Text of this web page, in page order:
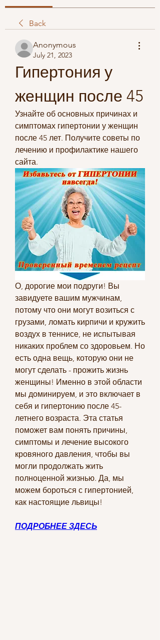
Back
Anonymous
July 21, 2023
Гипертония у
женщин после 45
Узнайте об основных причинах и
симптомах гипертонии у женщин
после 45 лет. Получите советы по
лечению и профилактике нашего
сайта.
О, дорогие мои подруги! Вы
завидуете вашим мужчинам,
потому что они могут возиться с
грузами, ломать кирпичи и кружить
воздух в теннисе, не испытывая
никаких проблем со здоровьем. Но
есть одна вещь, которую они не
могут сделать - прожить жизнь
женщины! Именно в этой области
мы доминируем, и это включает в
себя и гипертонию после 45-
летнего возраста. Эта статья
поможет вам понять причины,
симптомы и лечение высокого
кровяного давления, чтобы вы
могли продолжать жить
полноценной жизнью. Да, мы
можем бороться с гипертонией,
как настоящие львицы!
ПОДРОБНЕЕ ЗДЕСЬ